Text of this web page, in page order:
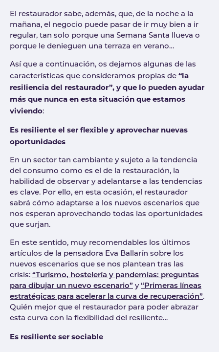
El restaurador sabe, además, que, de la noche a la
mañana, el negocio puede pasar de ir muy bien a ir
regular, tan solo porque una Semana Santa llueva o
porque le denieguen una terraza en verano…
Así que a continuación, os dejamos algunas de las
características que consideramos propias de “la
resiliencia del restaurador”, y que lo pueden ayudar
más que nunca en esta situación que estamos
viviendo:
Es resiliente el ser flexible y aprovechar nuevas
oportunidades
En un sector tan cambiante y sujeto a la tendencia
del consumo como es el de la restauración, la
habilidad de observar y adelantarse a las tendencias
es clave. Por ello, en esta ocasión, el restaurador
sabrá cómo adaptarse a los nuevos escenarios que
nos esperan aprovechando todas las oportunidades
que surjan.
En este sentido, muy recomendables los últimos
artículos de la pensadora Eva Ballarín sobre los
nuevos escenarios que se nos plantean tras las
crisis: “Turismo, hostelería y pandemias: preguntas
para dibujar un nuevo escenario” y “Primeras líneas
estratégicas para acelerar la curva de recuperación”.
Quién mejor que el restaurador para poder abrazar
esta curva con la flexibilidad del resiliente…
Es resiliente ser sociable